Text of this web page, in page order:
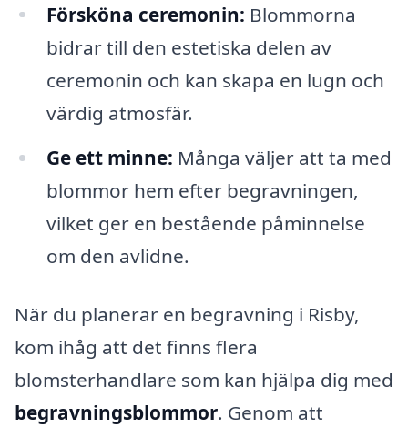
Försköna ceremonin: Blommorna
bidrar till den estetiska delen av
ceremonin och kan skapa en lugn och
värdig atmosfär.
Ge ett minne: Många väljer att ta med
blommor hem efter begravningen,
vilket ger en bestående påminnelse
om den avlidne.
När du planerar en begravning i Risby,
kom ihåg att det finns flera
blomsterhandlare som kan hjälpa dig med
begravningsblommor. Genom att